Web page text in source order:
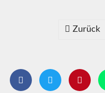
Zurück